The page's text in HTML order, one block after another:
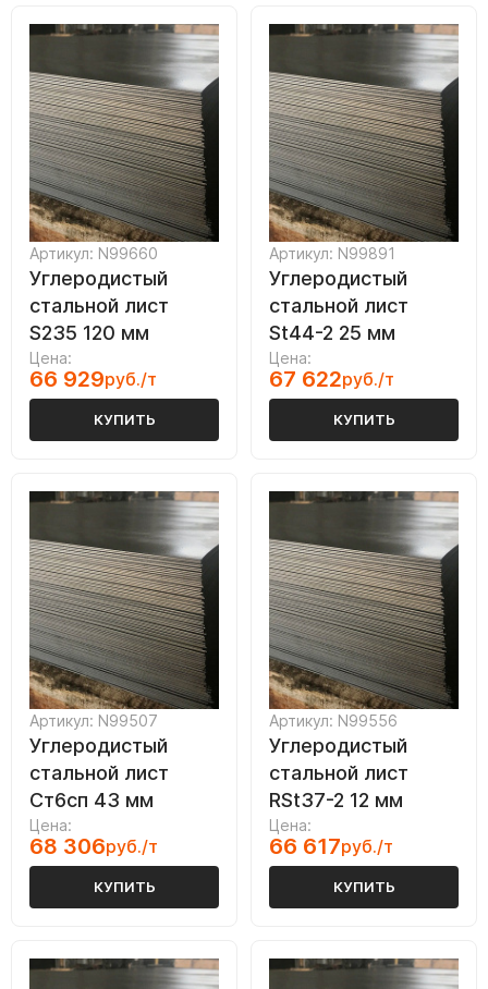
Артикул: N99660
Углеродистый
стальной лист
S235 120 мм
Цена:
66 929руб./т
КУПИТЬ
Артикул: N99891
Углеродистый
стальной лист
St44-2 25 мм
Цена:
67 622руб./т
КУПИТЬ
Артикул: N99507
Углеродистый
стальной лист
Ст6сп 43 мм
Цена:
68 306руб./т
КУПИТЬ
Артикул: N99556
Углеродистый
стальной лист
RSt37-2 12 мм
Цена:
66 617руб./т
КУПИТЬ